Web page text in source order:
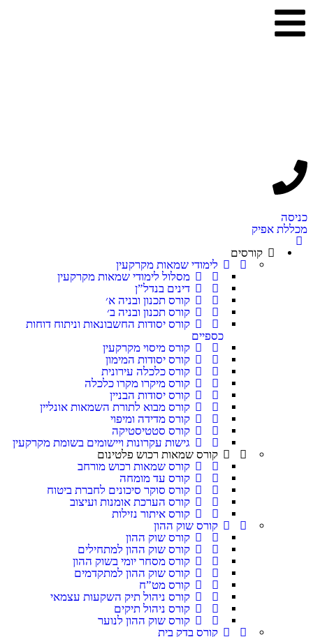
כניסה
מכללת אפיק
קורסים
לימודי שמאות מקרקעין
מסלול לימודי שמאות מקרקעין
דינים בנדל”ן
קורס תכנון ובניה א׳
קורס תכנון ובניה ב׳
קורס יסודות החשבונאות וניתוח דוחות
כספיים
קורס מיסוי מקרקעין
קורס יסודות המימון
קורס כלכלה עירונית
קורס מיקרו מקרו כלכלה
קורס יסודות הבניין
קורס מבוא לתורת השמאות אונליין
קורס מדידה ומיפוי
קורס סטטיסטיקה
גישות עקרונות ויישומים בשומת מקרקעין
קורס שמאות רכוש פלטינום
קורס שמאות רכוש מורחב
קורס עד מומחה
קורס סוקר סיכונים לחברת ביטוח
קורס הערכת אומנות ועיצוב
קורס איתור נזילות
קורס שוק ההון
קורס שוק ההון
קורס שוק ההון למתחילים
קורס מסחר יומי בשוק ההון
קורס שוק ההון למתקדמים
קורס מט”ח
קורס ניהול תיק השקעות עצמאי
קורס ניהול תיקים
קורס שוק ההון לנוער
קורס בדק בית